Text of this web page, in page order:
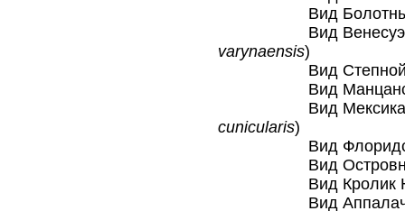
Вид Болотный
Вид
varynaensis)
Вид Степной
Вид
Вид
cunicularis)
Вид
Вид Островной
Вид Кролик
Вид